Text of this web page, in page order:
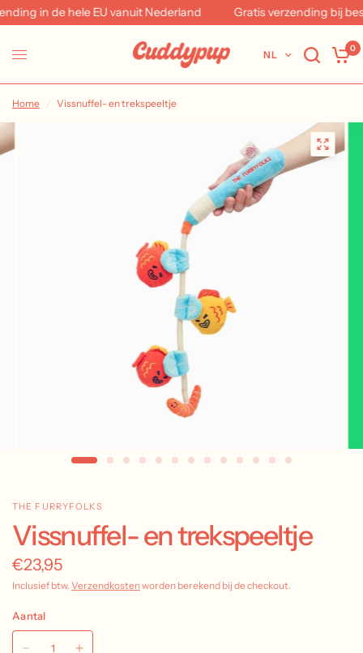
in de hele EU vanuit Nederland Gratis verzending bij
NL
0
Home / Vissnuffel- en trekspeeltje
THE FURRYFOLKS
Vissnuffel- en trekspeeltje
€23,95
Inclusief btw. Verzendkostenworden berekend bij de checkout.
Aantal